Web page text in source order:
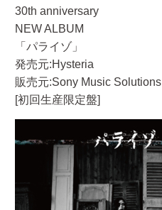
30th anniversary
NEW ALBUM
「パライゾ」
発売元:Hysteria
販売元:Sony Music Solutions
[初回生産限定盤]